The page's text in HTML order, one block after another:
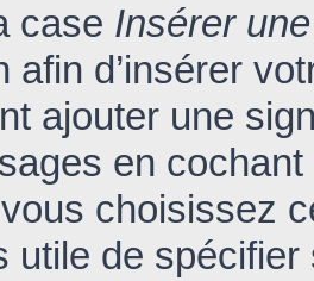
case Insérer
afin d’insérer
ajouter une
en
choisissez
utile de